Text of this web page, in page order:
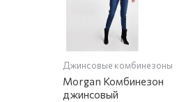
Джинсовые комбинезоны
Morgan Комбинезон
джинсовый